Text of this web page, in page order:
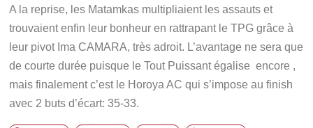
A la reprise, les Matamkas multipliaient les assauts et
trouvaient enfin leur bonheur en rattrapant le TPG grâce à
leur pivot Ima CAMARA, très adroit. L’avantage ne sera que
de courte durée puisque le Tout Puissant égalise encore ,
mais finalement c’est le Horoya AC qui s’impose au finish
avec 2 buts d’écart: 35-33.